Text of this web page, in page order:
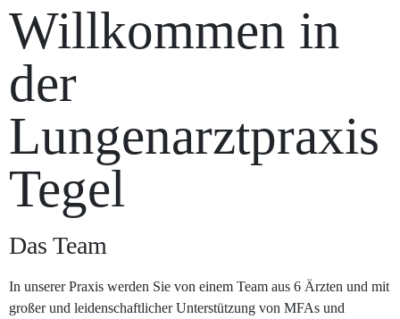
Willkommen in
der
Lungenarztpraxis
Tegel
Das Team
In unserer Praxis werden Sie von einem Team aus 6 Ärzten und mit
großer und leidenschaftlicher Unterstützung von MFAs und